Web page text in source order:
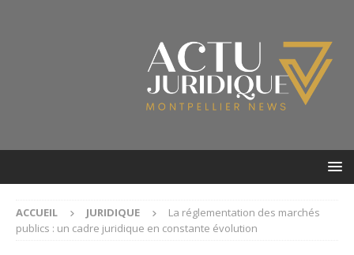
ACCUEIL JURIDIQUE
La réglementation des marchés
publics : un cadre juridique en constante évolution